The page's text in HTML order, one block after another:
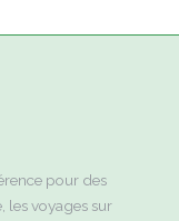
pour des
les voyages sur